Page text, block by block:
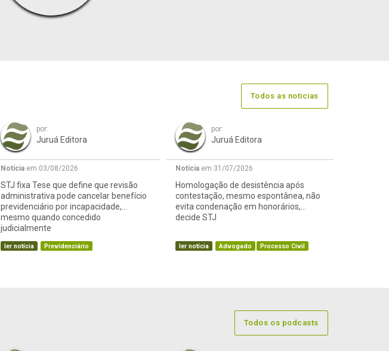
Todos as noticias
por:
Juruá Editora
Notícia em 03/08/2026
STJ fixa Tese que define que revisão
administrativa pode cancelar benefício
previdenciário por incapacidade,
mesmo quando concedido
judicialmente
ler notícia Previdenciário
por:
Juruá Editora
Notíciaem 31/07/2026
Homologação de desistência após
contestação, mesmo espontânea, não
evita condenação em honorários,
decide STJ
ler notícia Advogado Processo Civil
Todos os podcasts